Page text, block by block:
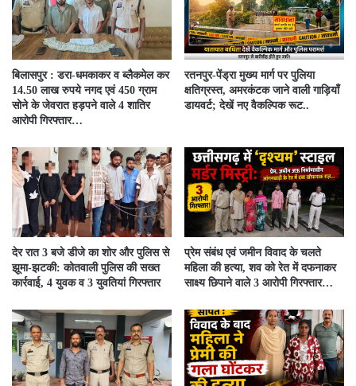
बिलासपुर : डरा-धमकाकर व ब्लैकमेल कर
14.50 लाख रुपये नगद एवं 450 ग्राम
सोने के जेवरात हड़पने वाले 4 शातिर
आरोपी गिरफ्तार…
रतनपुर-पेंड्रा मुख्य मार्ग पर पुलिया
क्षतिग्रस्त, अमरकंटक जाने वाली गाड़ियाँ
डायवर्ट; देखें नए वैकल्पिक रूट..
देर रात 3 बजे डीजे का शोर और पुलिस से
झूमा-झटकी: कोतवाली पुलिस की सख्त
कार्रवाई, 4 युवक व 3 युवतियां गिरफ्तार
प्रेम संबंध एवं जमीन विवाद के चलते
महिला की हत्या, शव को रेत में दफनाकर
साक्ष्य छिपाने वाले 3 आरोपी गिरफ्तार…